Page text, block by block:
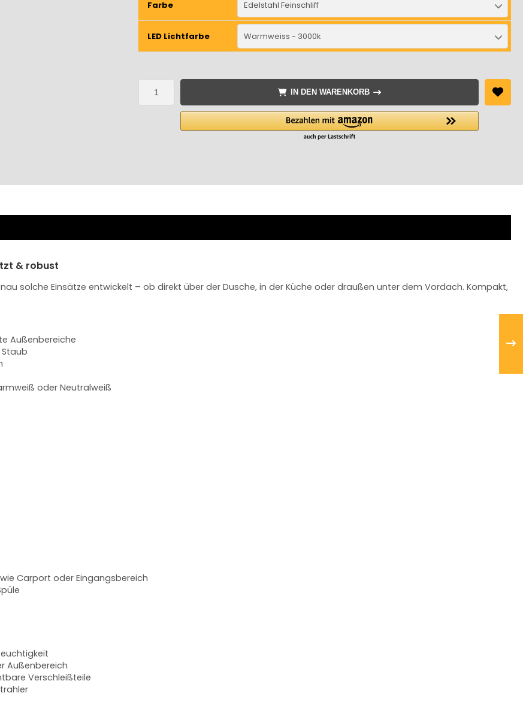
Farbe Edelstahl Feinschliff
LED Lichtfarbe Warmweiss - 3000k
IN DEN WARENKORB
& robust
solche Einsätze entwickelt – ob direkt über der Dusche, in der Küche oder draußen unter dem Vordach. Kompakt,
Außenbereiche
oder Neutralweiß
Carport oder Eingangsbereich
Außenbereich
Verschleißteile